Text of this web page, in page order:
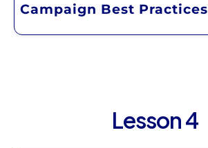
Campaign Best Practices
Lesson 4